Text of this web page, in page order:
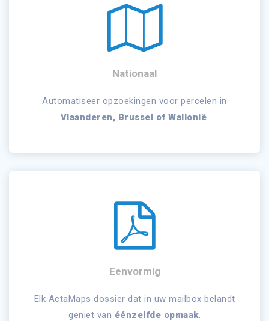
Nationaal
Automatiseer opzoekingen voor percelen in
Vlaanderen, Brussel of Wallonië.
Eenvormig
Elk ActaMaps dossier dat in uw mailbox belandt
geniet van éénzelfde opmaak.